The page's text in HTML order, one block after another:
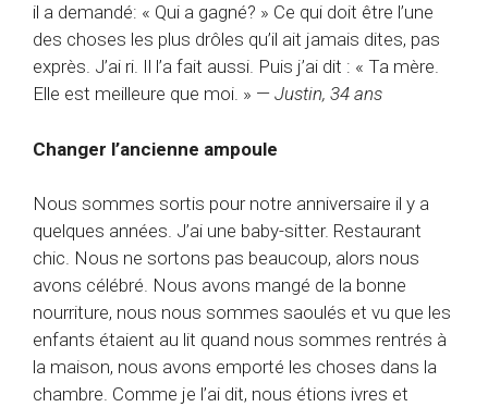
il a demandé: « Qui a gagné? » Ce qui doit être l’une
des choses les plus drôles qu’il ait jamais dites, pas
exprès. J’ai ri. Il l’a fait aussi. Puis j’ai dit : « Ta mère.
Elle est meilleure que moi. » — Justin, 34 ans
Changer l’ancienne ampoule
Nous sommes sortis pour notre anniversaire il y a
quelques années. J’ai une baby-sitter. Restaurant
chic. Nous ne sortons pas beaucoup, alors nous
avons célébré. Nous avons mangé de la bonne
nourriture, nous nous sommes saoulés et vu que les
enfants étaient au lit quand nous sommes rentrés à
la maison, nous avons emporté les choses dans la
chambre. Comme je l’ai dit, nous étions ivres et